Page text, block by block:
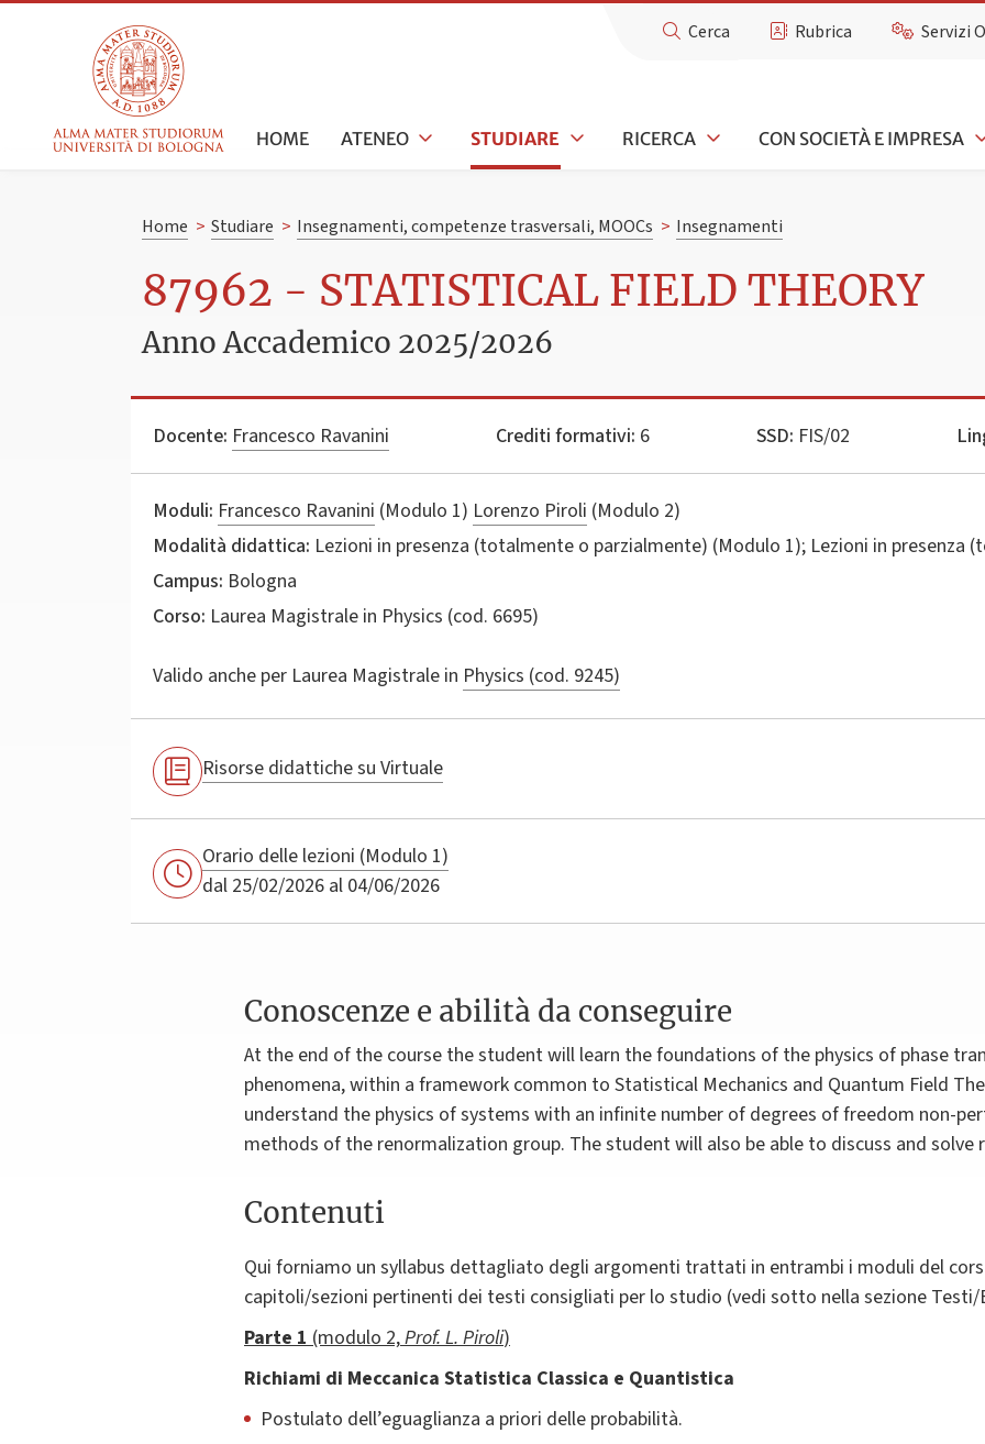
Cerca Rubrica Servizi
HOME ATENEO STUDIARE RICERCA CON SOCIETÀ E IMPRESA
Home > Studiare > Insegnamenti, competenze trasversali, MOOCs > Insegnamenti
87962 - STATISTICAL FIELD THEORY
Anno Accademico 2025/2026
Docente: Francesco Ravanini Crediti formativi: 6 SSD: FIS/02
Moduli: Francesco Ravanini (Modulo 1) Lorenzo Piroli (Modulo 2)
Modalità didattica: Lezioni in presenza (totalmente o parzialmente) (Modulo 1); Lezioni in presenza
Campus: Bologna
Corso: Laurea Magistrale in Physics (cod. 6695)
Valido anche per Laurea Magistrale in Physics (cod. 9245)
Risorse didattiche su Virtuale
Orario delle lezioni (Modulo 1)
dal 25/02/2026 al 04/06/2026
Conoscenze e abilità da conseguire
At the end of the course the student will learn the foundations of the physics of phase
phenomena, within a framework common to Statistical Mechanics and Quantum Field
understand the physics of systems with an infinite number of degrees of freedom non-
methods of the renormalization group. The student will also be able to discuss and solve
Contenuti
Qui forniamo un syllabus dettagliato degli argomenti trattati in entrambi i moduli del
capitoli/sezioni pertinenti dei testi consigliati per lo studio (vedi sotto nella sezione
Parte 1(modulo 2,Prof. L. Piroli)
Richiami di Meccanica Statistica Classica e Quantistica
Postulato dell’eguaglianza a priori delle probabilità.